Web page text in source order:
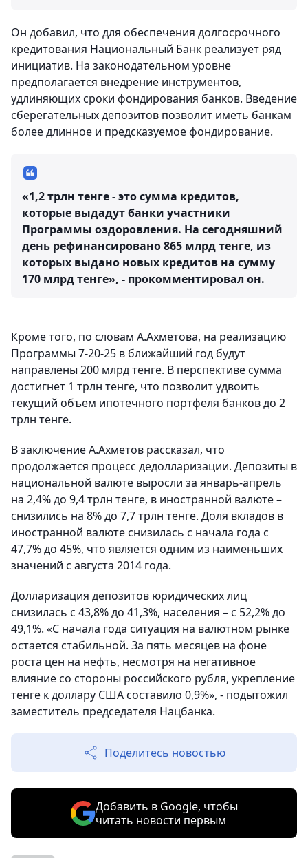
Он добавил, что для обеспечения долгосрочного
кредитования Национальный Банк реализует ряд
инициатив. На законодательном уровне
предполагается внедрение инструментов,
удлиняющих сроки фондирования банков. Введение
сберегательных депозитов позволит иметь банкам
более длинное и предсказуемое фондирование.
«1,2 трлн тенге - это сумма кредитов,
которые выдадут банки участники
Программы оздоровления. На сегодняшний
день рефинансировано 865 млрд тенге, из
которых выдано новых кредитов на сумму
170 млрд тенге», - прокомментировал он.
Кроме того, по словам А.Ахметова, на реализацию
Программы 7-20-25 в ближайший год будут
направлены 200 млрд тенге. В перспективе сумма
достигнет 1 трлн тенге, что позволит удвоить
текущий объем ипотечного портфеля банков до 2
трлн тенге.
В заключение А.Ахметов рассказал, что
продолжается процесс дедолларизации. Депозиты в
национальной валюте выросли за январь-апрель
на 2,4% до 9,4 трлн тенге, в иностранной валюте –
снизились на 8% до 7,7 трлн тенге. Доля вкладов в
иностранной валюте снизилась с начала года с
47,7% до 45%, что является одним из наименьших
значений с августа 2014 года.
Долларизация депозитов юридических лиц
снизилась с 43,8% до 41,3%, населения – с 52,2% до
49,1%. «С начала года ситуация на валютном рынке
остается стабильной. За пять месяцев на фоне
роста цен на нефть, несмотря на негативное
влияние со стороны российского рубля, укрепление
тенге к доллару США составило 0,9%», - подытожил
заместитель председателя Нацбанка.
Поделитесь новостью
Добавить в Google, чтобы
читать новости первым